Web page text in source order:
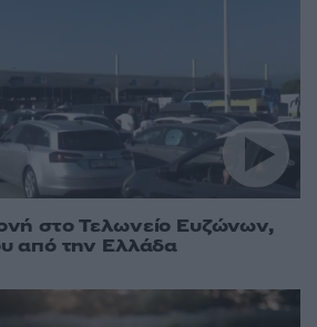
στο Τελωνείο Ευζώνων,
από την Ελλάδα